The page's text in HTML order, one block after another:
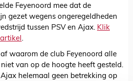
Feyenoord mee dat de
gezet wegens ongeregeldheden
tussen PSV en Ajax. Klik
.
waarom de club Feyenoord alle
van op de hoogte heeft gesteld.
helemaal geen betrekking op